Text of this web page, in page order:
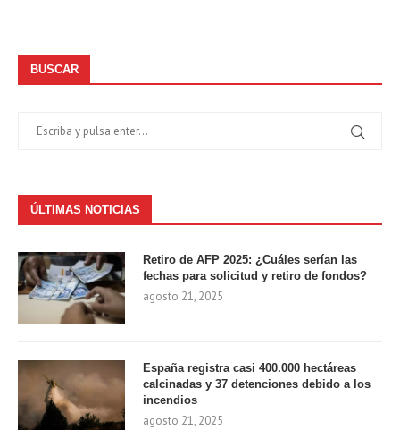
BUSCAR
ÚLTIMAS NOTICIAS
Retiro de AFP 2025: ¿Cuáles serían las
fechas para solicitud y retiro de fondos?
agosto 21, 2025
España registra casi 400.000 hectáreas
calcinadas y 37 detenciones debido a los
incendios
agosto 21, 2025